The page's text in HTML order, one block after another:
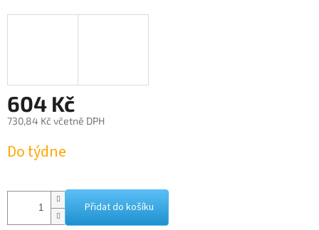
604 Kč
730,84 Kč včetně DPH
cena:
Do týdne
Přidat do košíku